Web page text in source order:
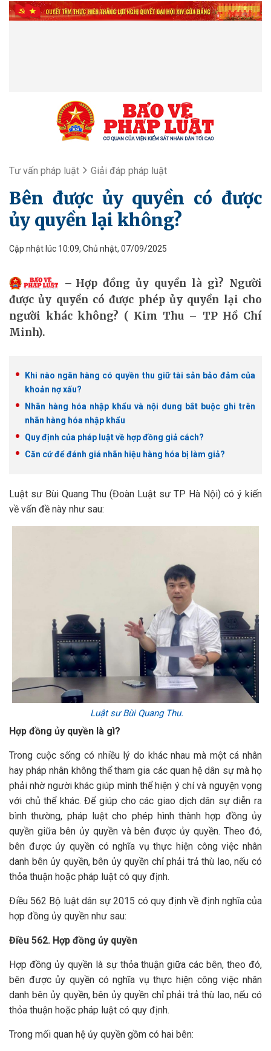
Tư vấn pháp luật Giải đáp pháp luật
Bên được ủy quyền có được
ủy quyền lại không?
Cập nhật lúc 10:09, Chủ nhật, 07/09/2025
Hợp đồng ủy quyền là gì? Người
được ủy quyền có được phép ủy quyền lại cho
người khác không? ( Kim Thu – TP Hồ Chí
Minh).
Khi nào ngân hàng có quyền thu giữ tài sản bảo đảm của
khoản nợ xấu?
Nhãn hàng hóa nhập khẩu và nội dung bắt buộc ghi trên
nhãn hàng hóa nhập khẩu
Quy định của pháp luật về hợp đồng giả cách?
Căn cứ để đánh giá nhãn hiệu hàng hóa bị làm giả?
Luật sư Bùi Quang Thu (Đoàn Luật sư TP Hà Nội) có ý kiến
về vấn đề này như sau:
Luật sư Bùi Quang Thu.
Hợp đồng ủy quyền là gì?
Trong cuộc sống có nhiều lý do khác nhau mà một cá nhân
hay pháp nhân không thể tham gia các quan hệ dân sự mà họ
phải nhờ người khác giúp mình thể hiện ý chí và nguyện vọng
với chủ thể khác. Để giúp cho các giao dịch dân sự diễn ra
bình thường, pháp luật cho phép hình thành hợp đồng ủy
quyền giữa bên ủy quyền và bên được ủy quyền. Theo đó,
bên được ủy quyền có nghĩa vụ thực hiện công việc nhân
danh bên ủy quyền, bên ủy quyền chỉ phải trả thù lao, nếu có
thỏa thuận hoặc pháp luật có quy định.
Điều 562 Bộ luật dân sự 2015 có quy định về định nghĩa của
hợp đồng ủy quyền như sau:
Điều 562. Hợp đồng ủy quyền
Hợp đồng ủy quyền là sự thỏa thuận giữa các bên, theo đó,
bên được ủy quyền có nghĩa vụ thực hiện công việc nhân
danh bên ủy quyền, bên ủy quyền chỉ phải trả thù lao, nếu có
thỏa thuận hoặc pháp luật có quy định.
Trong mối quan hệ ủy quyền gồm có hai bên: